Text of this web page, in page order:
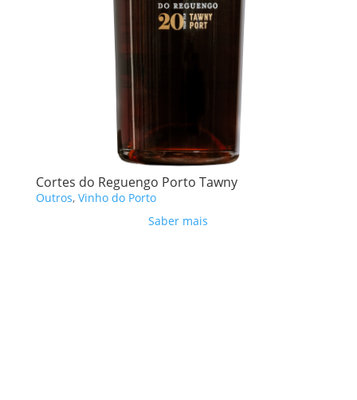
Cortes do Reguengo Porto Tawny
Outros, Vinho do Porto
Saber mais